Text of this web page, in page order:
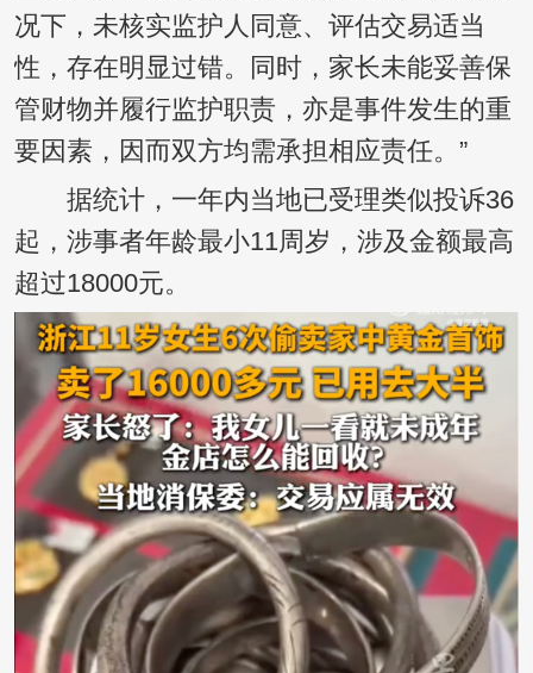
况下，未核实监护人同意、评估交易适当
性，存在明显过错。同时，家长未能妥善保
管财物并履行监护职责，亦是事件发生的重
要因素，因而双方均需承担相应责任。”
据统计，一年内当地已受理类似投诉36
起，涉事者年龄最小11周岁，涉及金额最高
超过18000元。